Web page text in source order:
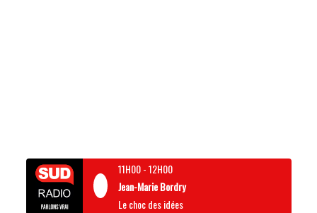
11H00-12H00
Jean-Marie Bordry
Le choc des idées